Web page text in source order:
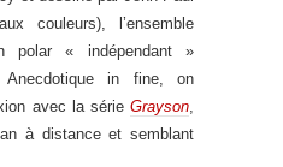
couleurs), l’ensemble
polar « indépendant »
Anecdotique in fine, on
avec la série Grayson,
à distance et semblant